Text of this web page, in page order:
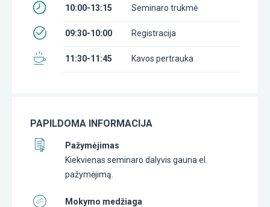
10:00-13:15 Seminaro trukmė
09:30-10:00 Registracija
11:30-11:45 Kavos pertrauka
PAPILDOMA INFORMACIJA
Pažymėjimas
Kiekvienas seminaro dalyvis gauna el.
pažymėjimą.
Mokymo medžiaga